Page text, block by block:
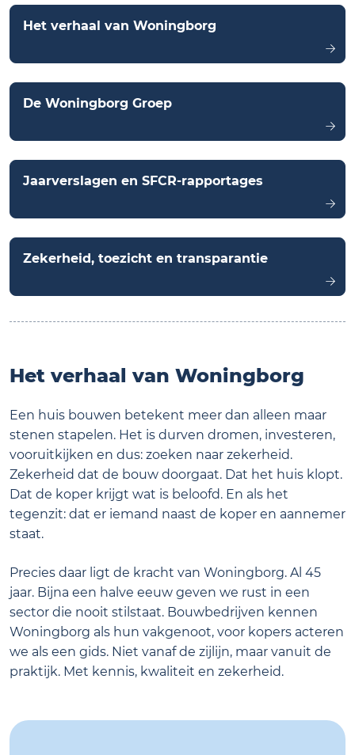
Het verhaal van Woningborg
De Woningborg Groep
Jaarverslagen en SFCR-rapportages
Zekerheid, toezicht en transparantie
Het verhaal van Woningborg
Een huis bouwen betekent meer dan alleen maar
stenen stapelen. Het is durven dromen, investeren,
vooruitkijken en dus: zoeken naar zekerheid.
Zekerheid dat de bouw doorgaat. Dat het huis klopt.
Dat de koper krijgt wat is beloofd. En als het
tegenzit: dat er iemand naast de koper en aannemer
staat.
Precies daar ligt de kracht van Woningborg. Al 45
jaar. Bijna een halve eeuw geven we rust in een
sector die nooit stilstaat. Bouwbedrijven kennen
Woningborg als hun vakgenoot, voor kopers acteren
we als een gids. Niet vanaf de zijlijn, maar vanuit de
praktijk. Met kennis, kwaliteit en zekerheid.